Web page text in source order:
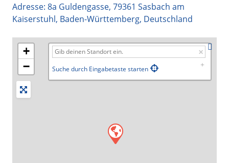
Adresse: 8a Guldengasse, 79361 Sasbach am
Kaiserstuhl, Baden-Württemberg, Deutschland
+
−
Suche durch Eingabetaste starten